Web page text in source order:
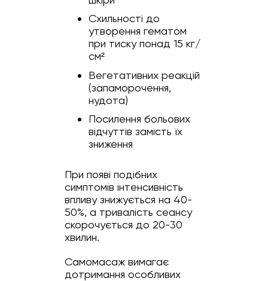
Схильності до
утворення гематом
при тиску понад 15 кг/
см²
Вегетативних реакцій
(запаморочення,
нудота)
Посилення больових
відчуттів замість їх
зниження
При появі подібних
симптомів інтенсивність
впливу знижується на 40-
50%, а тривалість сеансу
скорочується до 20-30
хвилин.
Самомасаж вимагає
дотримання особливих